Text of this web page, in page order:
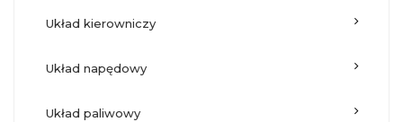
układ kierowniczy
układ napędowy
układ paliwowy